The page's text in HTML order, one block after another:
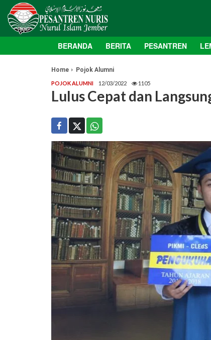
BERANDA BERITA PESANTREN
Home Pojok Alumni
POJOK ALUMNI 12/03/2022 1105
Lulus Cepat dan